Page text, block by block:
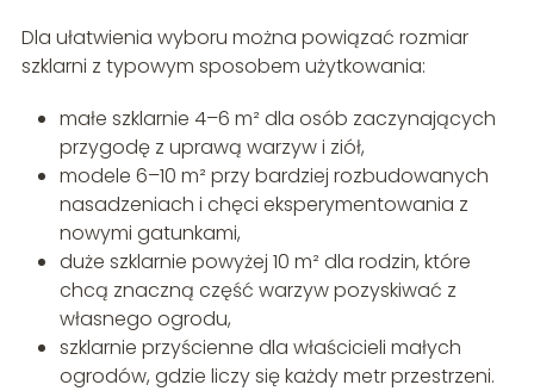
Dla ułatwienia wyboru można powiązać rozmiar
szklarni z typowym sposobem użytkowania:
małe szklarnie 4–6 m² dla osób zaczynających
przygodę z uprawą warzyw i ziół,
modele 6–10 m² przy bardziej rozbudowanych
nasadzeniach i chęci eksperymentowania z
nowymi gatunkami,
duże szklarnie powyżej 10 m² dla rodzin, które
chcą znaczną część warzyw pozyskiwać z
własnego ogrodu,
szklarnie przyścienne dla właścicieli małych
ogrodów, gdzie liczy się każdy metr przestrzeni.